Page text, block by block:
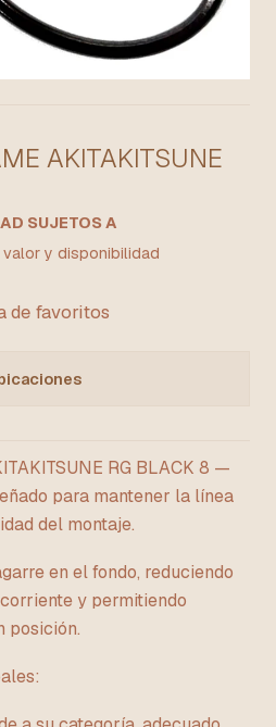
AKITAKITSUNE
SUJETOS A
y disponibilidad
de favoritos
RG BLACK 8 —
para mantener la línea
del montaje.
en el fondo, reduciendo
y permitiendo
posición.